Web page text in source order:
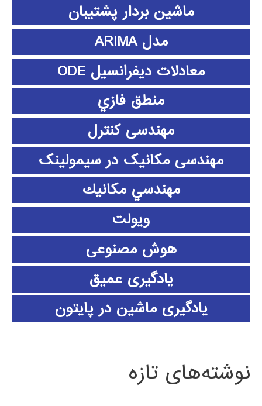
ماشین بردار پشتیبان
مدل ARIMA
معادلات دیفرانسیل ODE
منطق فازي
مهندسی کنترل
مهندسی مکانیک در سیمولینک
مهندسي مكانيك
ویولت
هوش مصنوعی
یادگیری عمیق
یادگیری ماشین در پایتون
نوشته‌های تازه